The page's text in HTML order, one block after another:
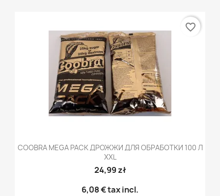
COOBRA MEGA PACK ДРОЖЖИ ДЛЯ ОБРАБОТКИ 100 Л
XXL
24,99 zł
6,08 €tax incl.
favorite_border